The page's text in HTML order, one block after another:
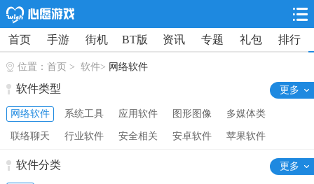
首页 手游 街机 BT版 资讯 专题 礼包 排行
位置： 首页 > 软件> 网络软件
软件类型 更多
网络软件 系统工具 应用软件 图形图像 多媒体类
联络聊天 行业软件 安全相关 安卓软件 苹果软件
ipad软件
软件分类 更多